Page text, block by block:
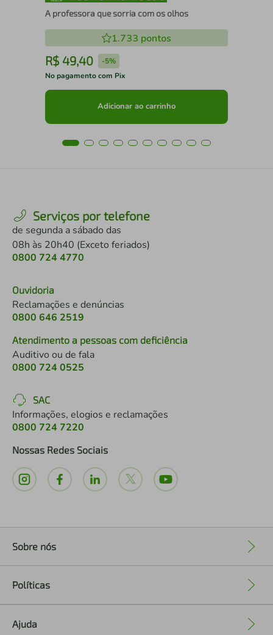
A professora que sorria com os olhos
1.733 pontos
R$ 49,40 -5%
No pagamento com Pix
Adicionar ao carrinho
Serviços por telefone
de segunda a sábado das
08h às 20h40 (Exceto feriados)
0800 724 4770
Ouvidoria
Reclamações e denúncias
0800 646 2519
Atendimento a pessoas com deficiência
Auditivo ou de fala
0800 724 0525
SAC
Informações, elogios e reclamações
0800 724 7220
Nossas Redes Sociais
Sobre nós
Políticas
Ajuda